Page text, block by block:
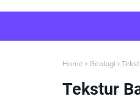
Home Geologi
Tekstur